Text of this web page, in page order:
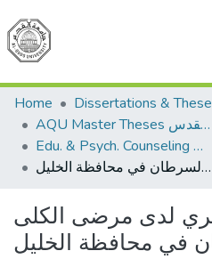
Communities
All of
Home
AQU Master Theses الرسائل الجامعية الخاصة بجامعة القدس
Edu. & Psych. Counseling الإرشاد النفسي والتربوي
الوسواس القهري لدى مرضى الكلى والسرطان في محافظة الخليل
لدى مرضى الكلى
في محافظة الخليل